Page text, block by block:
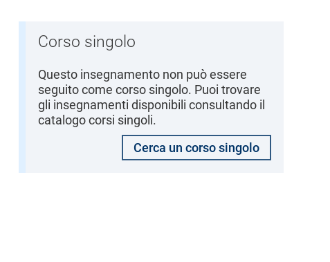
Corso singolo
Questo insegnamento non può essere
seguito come corso singolo. Puoi trovare
gli insegnamenti disponibili consultando il
catalogo corsi singoli.
Cerca un corso singolo